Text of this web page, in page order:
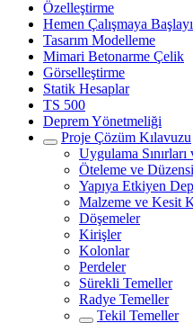
Özelleştirme
Hemen Çalışmaya
Tasarım Modelleme
Mimari Betonarme Çelik
Görselleştirme
Statik Hesaplar
TS 500
Deprem Yönetmeliği
Proje Çözüm Kılavuzu
Uygulama
Öteleme ve
Yapıya Etkiyen
Malzeme ve Kesit
Döşemeler
Kirişler
Kolonlar
Perdeler
Sürekli Temeller
Radye Temeller
Tekil Temeller